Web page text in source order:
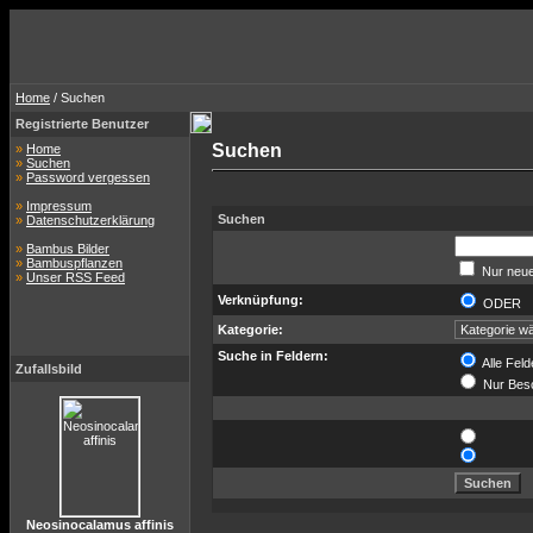
Home / Suchen
Registrierte Benutzer
» Home
» Suchen
» Password vergessen
» Impressum
» Datenschutzerklärung
» Bambus Bilder
» Bambuspflanzen
» Unser RSS Feed
Zufallsbild
Neosinocalamus affinis
Suchen
Suchen
Nur
Verknüpfung:
ODER
Kategorie:
Suche in Feldern:
Alle
Nur